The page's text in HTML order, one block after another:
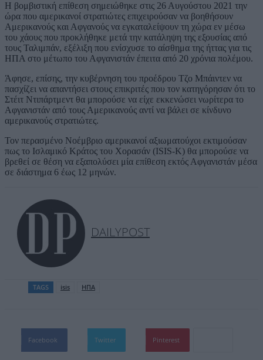
Η βομβιστική επίθεση σημειώθηκε στις 26 Αυγούστου 2021 την
ώρα που αμερικανοί στρατιώτες επιχειρούσαν να βοηθήσουν
Αμερικανούς και Αφγανούς να εγκαταλείψουν τη χώρα εν μέσω
του χάους που προκλήθηκε μετά την κατάληψη της εξουσίας από
τους Ταλιμπάν, εξέλιξη που ενίσχυσε το αίσθημα της ήττας για τις
ΗΠΑ στο μέτωπο του Αφγανιστάν έπειτα από 20 χρόνια πολέμου.
Άφησε, επίσης, την κυβέρνηση του προέδρου Τζο Μπάιντεν να
πασχίζει να απαντήσει στους επικριτές που τον κατηγόρησαν ότι το
Στέιτ Ντιπάρτμεντ θα μπορούσε να είχε εκκενώσει νωρίτερα το
Αφγανιστάν από τους Αμερικανούς αντί να βάλει σε κίνδυνο
αμερικανούς στρατιώτες.
Τον περασμένο Νοέμβριο αμερικανοί αξιωματούχοι εκτιμούσαν
πως το Ισλαμικό Κράτος του Χορασάν (ISIS-K) θα μπορούσε να
βρεθεί σε θέση να εξαπολύσει μία επίθεση εκτός Αφγανιστάν μέσα
σε διάστημα 6 έως 12 μηνών.
DAILYPOST
TAGS isis ΗΠΑ
Facebook Twitter Pinterest